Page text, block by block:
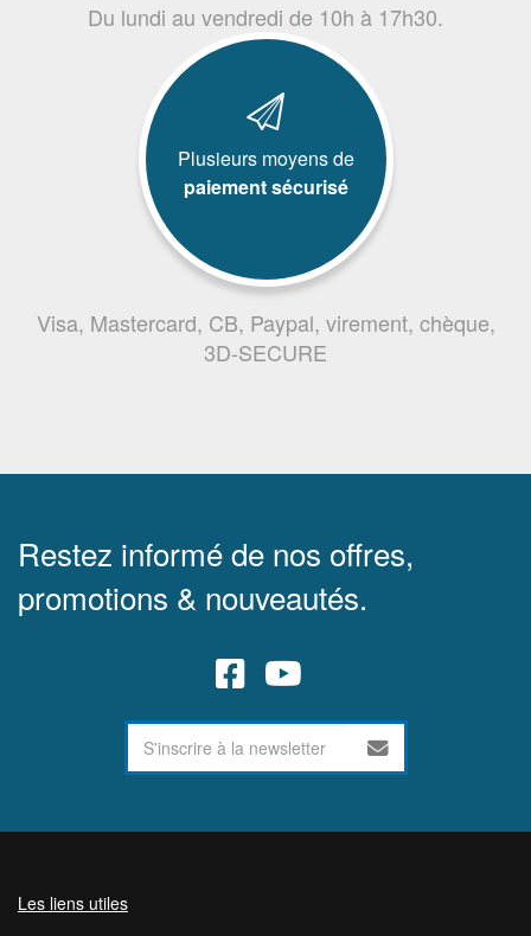
Du lundi au vendredi de 10h à 17h30.
Plusieurs moyens de
paiement sécurisé
Visa, Mastercard, CB, Paypal, virement, chèque,
3D-SECURE
Restez informé de nos offres,
promotions & nouveautés.
Les liens utiles